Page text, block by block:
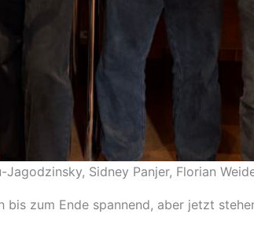
Sidney Panjer, Florian
zum Ende spannend, aber jetzt